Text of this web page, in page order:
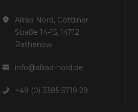
Allrad Nord, Göttliner
Straße 14-15, 14712
Rathenow
info@allrad-nord.de
+49 (0) 3385 5719 29